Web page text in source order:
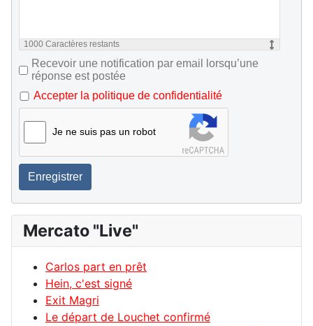
1000 Caractères restants
Recevoir une notification par email lorsqu’une
réponse est postée
Accepter la politique de confidentialité
Je ne suis pas un robot
Enregistrer
Mercato "Live"
Carlos part en prêt
Hein, c'est signé
Exit Magri
Le départ de Louchet confirmé